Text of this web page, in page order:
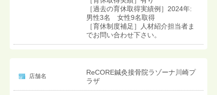
［過去の育休取得実績例］2024年:
男性3名 女性9名取得
［育休制度補足］人材紹介担当者ま
でお問い合わせ下さい。
店舗名
ReCORE鍼灸接骨院ラゾーナ川崎プ
ラザ